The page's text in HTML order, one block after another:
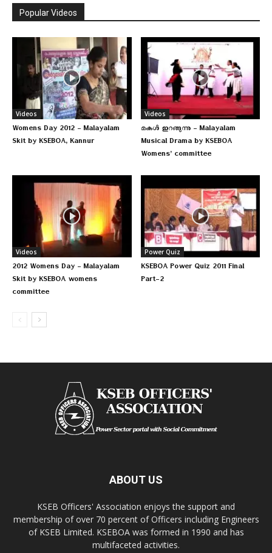
Popular Videos
Videos
Womens Day 2012 – Malayalam
Skit by KSEBOA, Kannur
Videos
മകള്‍ ഇറങ്ങുന്നു – Malayalam
Musical Drama by KSEBOA
Womens’ committee
Videos
2012 Womens Day – Malayalam
Skit by KSEBOA womens
committee
Power Quiz
KSEBOA Power Quiz 2011 Final
Part-2
ABOUT US
KSEB Officers' Association enjoys the support and
membership of over 70 percent of Officers including Engineers
of KSEB Limited. KSEBOA was formed in 1990 and has
multifaceted activities.